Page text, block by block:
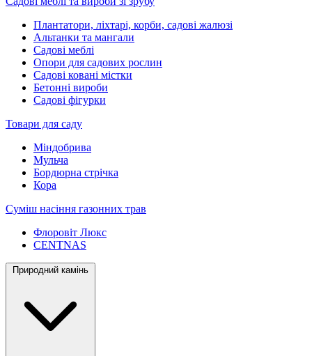
Плантатори, ліхтарі, корби, садові жалюзі
Альтанки та мангали
Садові меблі
Опори для садових рослин
Садові ковані містки
Бетонні вироби
Садові фігурки
Товари для саду
Міндобрива
Мульча
Бордюрна стрічка
Кора
Суміш насіння газонних трав
Флоровіт Люкс
СENTNAS
Природний камінь